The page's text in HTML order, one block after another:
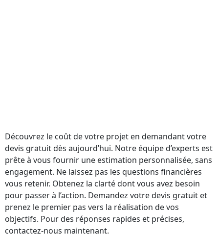
Découvrez le coût de votre projet en demandant votre
devis gratuit dès aujourd’hui. Notre équipe d’experts est
prête à vous fournir une estimation personnalisée, sans
engagement. Ne laissez pas les questions financières
vous retenir. Obtenez la clarté dont vous avez besoin
pour passer à l’action. Demandez votre devis gratuit et
prenez le premier pas vers la réalisation de vos
objectifs. Pour des réponses rapides et précises,
contactez-nous maintenant.